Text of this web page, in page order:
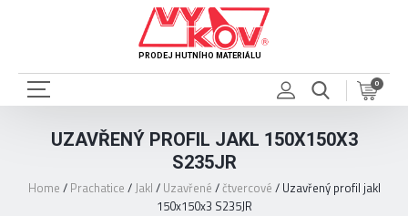
PRODEJ HUTNÍHO MATERIÁLU
0
UZAVŘENÝ PROFIL JAKL 150X150X3
S235JR
Home / Prachatice /Jakl / Uzavřené /čtvercové / Uzavřený profil jakl
150x150x3 S235JR